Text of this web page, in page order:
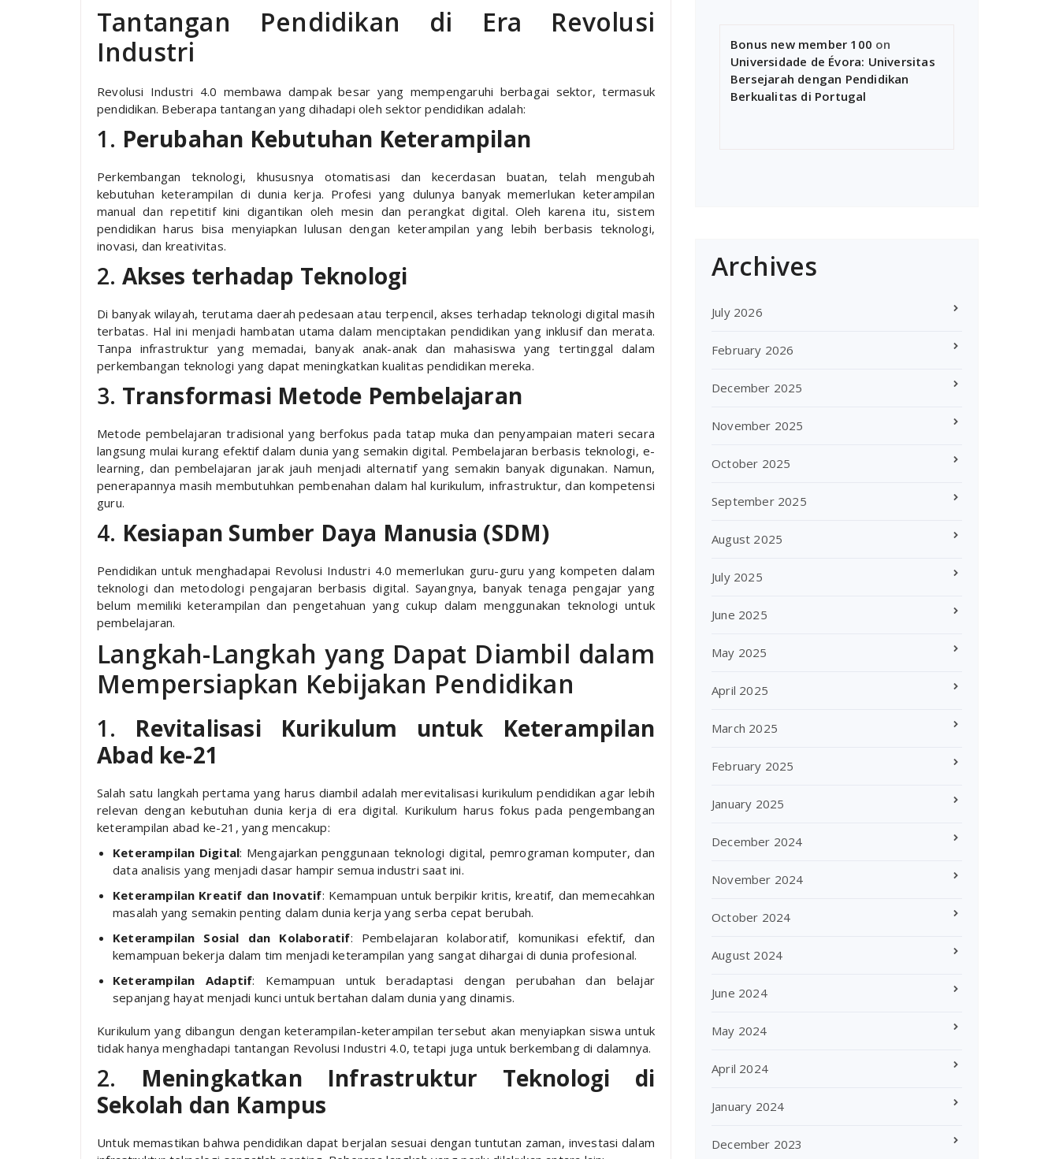
Tantangan Pendidikan di Era Revolusi
Industri
Revolusi Industri 4.0 membawa dampak besar yang mempengaruhi berbagai sektor, termasuk
pendidikan. Beberapa tantangan yang dihadapi oleh sektor pendidikan adalah:
1. Perubahan Kebutuhan Keterampilan
Perkembangan teknologi, khususnya otomatisasi dan kecerdasan buatan, telah mengubah
kebutuhan keterampilan di dunia kerja. Profesi yang dulunya banyak memerlukan keterampilan
manual dan repetitif kini digantikan oleh mesin dan perangkat digital. Oleh karena itu, sistem
pendidikan harus bisa menyiapkan lulusan dengan keterampilan yang lebih berbasis teknologi,
inovasi, dan kreativitas.
2. Akses terhadap Teknologi
Di banyak wilayah, terutama daerah pedesaan atau terpencil, akses terhadap teknologi digital masih
terbatas. Hal ini menjadi hambatan utama dalam menciptakan pendidikan yang inklusif dan merata.
Tanpa infrastruktur yang memadai, banyak anak-anak dan mahasiswa yang tertinggal dalam
perkembangan teknologi yang dapat meningkatkan kualitas pendidikan mereka.
3. Transformasi Metode Pembelajaran
Metode pembelajaran tradisional yang berfokus pada tatap muka dan penyampaian materi secara
langsung mulai kurang efektif dalam dunia yang semakin digital. Pembelajaran berbasis teknologi, e-
learning, dan pembelajaran jarak jauh menjadi alternatif yang semakin banyak digunakan. Namun,
penerapannya masih membutuhkan pembenahan dalam hal kurikulum, infrastruktur, dan kompetensi
guru.
4. Kesiapan Sumber Daya Manusia (SDM)
Pendidikan untuk menghadapai Revolusi Industri 4.0 memerlukan guru-guru yang kompeten dalam
teknologi dan metodologi pengajaran berbasis digital. Sayangnya, banyak tenaga pengajar yang
belum memiliki keterampilan dan pengetahuan yang cukup dalam menggunakan teknologi untuk
pembelajaran.
Langkah-Langkah yang Dapat Diambil dalam
Mempersiapkan Kebijakan Pendidikan
1. Revitalisasi Kurikulum untuk Keterampilan
Abad ke-21
Salah satu langkah pertama yang harus diambil adalah merevitalisasi kurikulum pendidikan agar lebih
relevan dengan kebutuhan dunia kerja di era digital. Kurikulum harus fokus pada pengembangan
keterampilan abad ke-21, yang mencakup:
Keterampilan Digital: Mengajarkan penggunaan teknologi digital, pemrograman komputer, dan
data analisis yang menjadi dasar hampir semua industri saat ini.
Keterampilan Kreatif dan Inovatif: Kemampuan untuk berpikir kritis, kreatif, dan memecahkan
masalah yang semakin penting dalam dunia kerja yang serba cepat berubah.
Keterampilan Sosial dan Kolaboratif: Pembelajaran kolaboratif, komunikasi efektif, dan
kemampuan bekerja dalam tim menjadi keterampilan yang sangat dihargai di dunia profesional.
Keterampilan Adaptif: Kemampuan untuk beradaptasi dengan perubahan dan belajar
sepanjang hayat menjadi kunci untuk bertahan dalam dunia yang dinamis.
Kurikulum yang dibangun dengan keterampilan-keterampilan tersebut akan menyiapkan siswa untuk
tidak hanya menghadapi tantangan Revolusi Industri 4.0, tetapi juga untuk berkembang di dalamnya.
2. Meningkatkan Infrastruktur Teknologi di
Sekolah dan Kampus
Untuk memastikan bahwa pendidikan dapat berjalan sesuai dengan tuntutan zaman, investasi dalam
Bonus new member 100 on
Universidade de Évora: Universitas
Bersejarah dengan Pendidikan
Berkualitas di Portugal
Archives
July 2026
February 2026
December 2025
November 2025
October 2025
September 2025
August 2025
July 2025
June 2025
May 2025
April 2025
March 2025
February 2025
January 2025
December 2024
November 2024
October 2024
August 2024
June 2024
May 2024
April 2024
January 2024
December 2023